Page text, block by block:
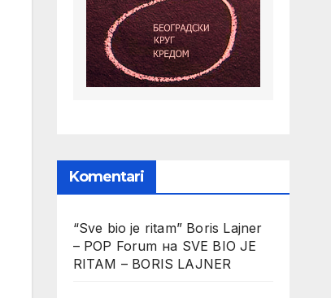
Komentari
“Sve bio je ritam” Boris Lajner
– POP Forum на SVE BIO JE
RITAM – BORIS LAJNER